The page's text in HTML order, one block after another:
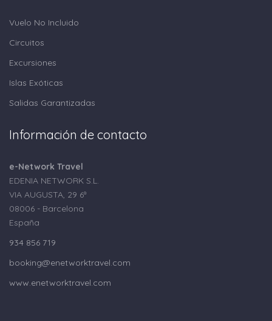
Vuelo No Incluido
Circuitos
Excursiones
Islas Exóticas
Salidas Garantizadas
Información de contacto
e-Network Travel
EDENIA NETWORK S.L.
VIA AUGUSTA, 29 6ª
08006 - Barcelona
España
934 856 719
booking@enetworktravel.com
www.enetworktravel.com